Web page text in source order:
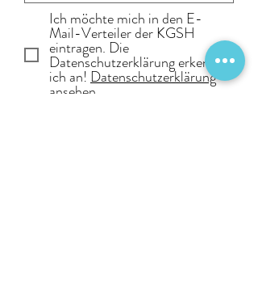
Ich möchte mich in den E-
Mail-Verteiler der KGSH
eintragen. Die
Datenschutzerklärung erkenne
ich an! Datenschutzerklärung
ansehen